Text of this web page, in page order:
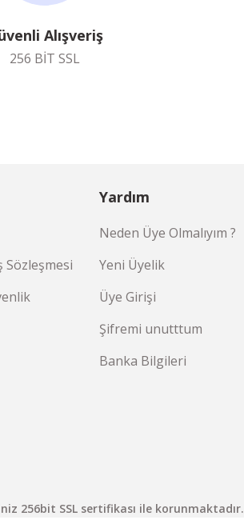
Alışveriş
256 BİT SSL
Sözleşmesi
Yardım
Neden Üye Olmalıyım ?
Yeni Üyelik
Üye Girişi
Şifremi unutttum
Banka Bilgileri
256bit SSL sertifikası ile korunmaktadır.